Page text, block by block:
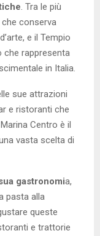
. Tra le più
conserva
e il Tempio
che rappresenta
in Italia.
sue attrazioni
e ristoranti che
Centro è il
vasta scelta di
gastronomia,
pasta alla
queste
e trattorie